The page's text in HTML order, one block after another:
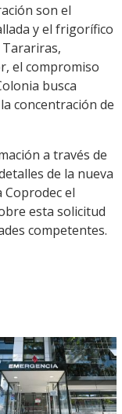
son el
y el frigorífico
Tarariras,
el compromiso
busca
concentración de
a través de
de la nueva
el
esta solicitud
competentes.